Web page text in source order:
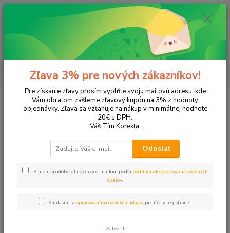
Hľadať
ks
za 0,00 EUR
Tonery a náplne do tlačiarní SAMSUNG ML-1660
Upresniť parametre
Najdrahšie
Zobrazujem 1-1 z 1
Zľava 3% pre nových zákazníkov!
Pre získanie zľavy prosím vyplňte svoju mailovú adresu, kde
Vám obratom zašleme zľavový kupón na 3% z hodnoty
objednávky. Zľava sa vzťahuje na nákup v minimálnej hodnote
20€ s DPH.
Váš Tím Korekta.
Odoslať
Prajem si odoberať novinky e-mailom podľa podmienok spracovania osobných
údajov.
Súhlasím sospracovaním osobných údajov pre účely registrácie.
Zatvoriť